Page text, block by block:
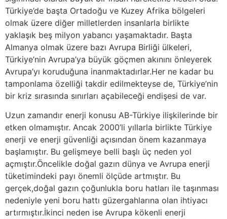
Türkiye’de başta Ortadoğu ve Kuzey Afrika bölgeleri
olmak üzere diğer milletlerden insanlarla birlikte
yaklaşık beş milyon yabancı yaşamaktadır. Başta
Almanya olmak üzere bazı Avrupa Birliği ülkeleri,
Türkiye’nin Avrupa’ya büyük göçmen akınını önleyerek
Avrupa’yı koruduğuna inanmaktadırlar.Her ne kadar bu
tamponlama özelliği takdir edilmekteyse de, Türkiye’nin
bir kriz sırasında sınırları açabileceği endişesi de var.
Uzun zamandır enerji konusu AB-Türkiye ilişkilerinde bir
etken olmamıştır. Ancak 2000’li yıllarla birlikte Türkiye
enerji ve enerji güvenliği açısından önem kazanmaya
başlamıştır. Bu gelişmeye belli başlı üç neden yol
açmıştır.Öncelikle doğal gazın dünya ve Avrupa enerji
tüketimindeki payı önemli ölçüde artmıştır. Bu
gerçek,doğal gazın çoğunlukla boru hatları ile taşınması
nedeniyle yeni boru hattı güzergahlarına olan ihtiyacı
artırmıştır.İkinci neden ise Avrupa kökenli enerji